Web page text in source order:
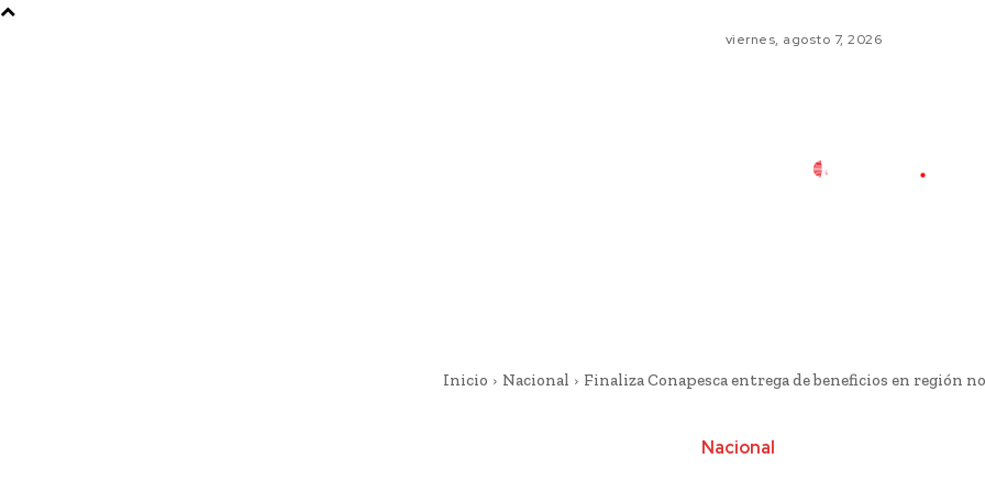
viernes, agosto 7, 2026
Inicio Nacional Finaliza Conapesca entrega de beneficios en región
Nacional